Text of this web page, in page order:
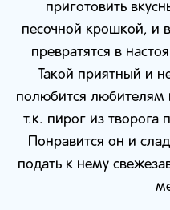
приготовить
песочной крошкой, и
превратятся в
Такой приятный и
полюбится любителям
т.к. пирог из творога
Понравится он и
подать к нему